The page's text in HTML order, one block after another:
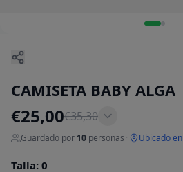
CAMISETA BABY ALGA
€25,00€35,30
Guardado por 10 personas Ubicado en
Talla: 0